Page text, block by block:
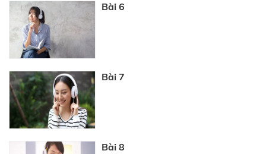
Bài 6
Bài 7
Bài 8